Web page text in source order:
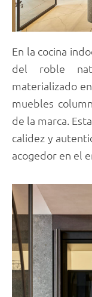
En la cocina
del roble
materializado
muebles
de la marca.
calidez y
acogedor en el